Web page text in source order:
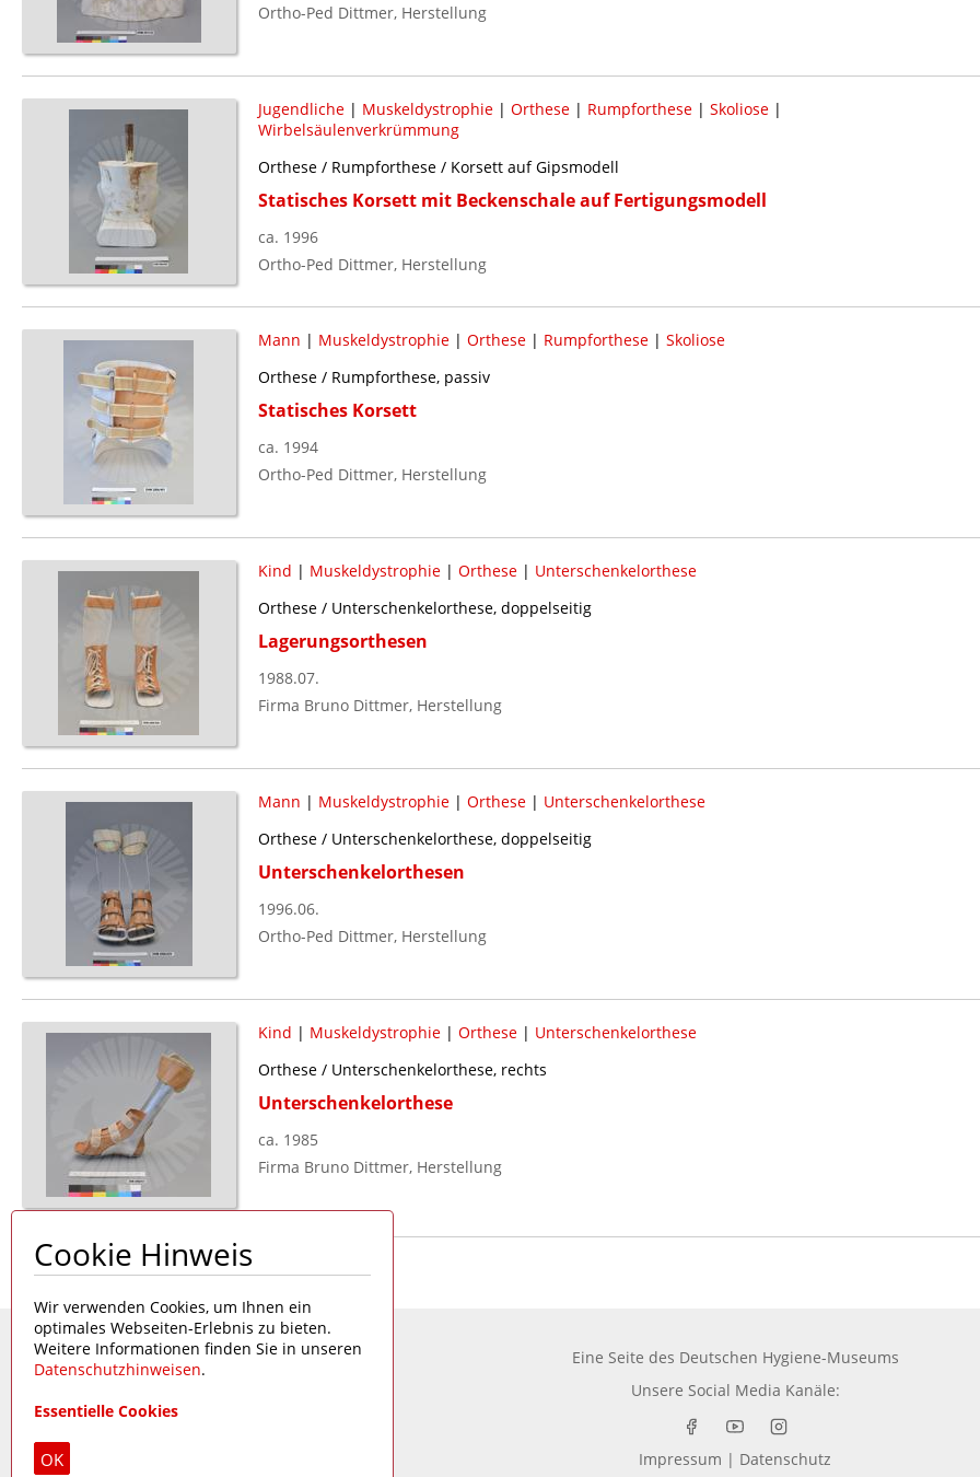
Ortho-Ped Dittmer, Herstellung
Jugendliche| Muskeldystrophie| Orthese| Rumpforthese| Skoliose|
Wirbelsäulenverkrümmung
Orthese / Rumpforthese / Korsett auf Gipsmodell
Statisches Korsett mit Beckenschale auf Fertigungsmodell
ca. 1996
Ortho-Ped Dittmer, Herstellung
Mann | Muskeldystrophie| Orthese| Rumpforthese| Skoliose
Orthese / Rumpforthese, passiv
Statisches Korsett
ca. 1994
Ortho-Ped Dittmer, Herstellung
Kind | Muskeldystrophie| Orthese| Unterschenkelorthese
Orthese / Unterschenkelorthese, doppelseitig
Lagerungsorthesen
1988.07.
Firma Bruno Dittmer, Herstellung
Mann | Muskeldystrophie| Orthese| Unterschenkelorthese
Orthese / Unterschenkelorthese, doppelseitig
Unterschenkelorthesen
1996.06.
Ortho-Ped Dittmer, Herstellung
Kind | Muskeldystrophie| Orthese| Unterschenkelorthese
Orthese / Unterschenkelorthese, rechts
Unterschenkelorthese
ca. 1985
Firma Bruno Dittmer, Herstellung
Seite 1 von 1
Eine Seite des Deutschen Hygiene-Museums
Unsere Social Media Kanäle:
Impressum | Datenschutz
Cookie Hinweis
Wir verwenden Cookies, um Ihnen ein
optimales Webseiten-Erlebnis zu bieten.
Weitere Informationen finden Sie in unseren
Datenschutzhinweisen.
Essentielle Cookies
OK